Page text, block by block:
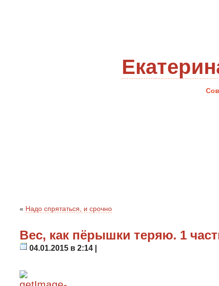
« Надо спрятаться, и срочно
Вес, как пёрышки теряю. 1
04.01.2015 в 2:14 |